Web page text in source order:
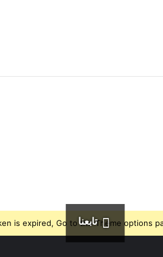
تابعنا
is expired, Go to the Theme options